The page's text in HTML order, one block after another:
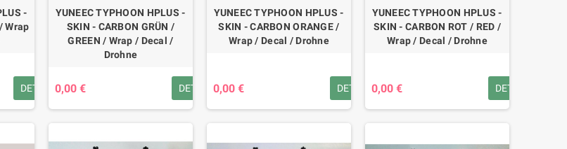
-
Wrap
DETAILS
YUNEEC TYPHOON HPLUS -
SKIN - CARBON GRÜN /
GREEN / Wrap / Decal /
Drohne
0,00 € DETAILS
YUNEEC TYPHOON HPLUS -
SKIN - CARBON ORANGE /
Wrap / Decal / Drohne
0,00 € DETAILS
YUNEEC TYPHOON HPLUS -
SKIN - CARBON ROT / RED /
Wrap / Decal / Drohne
0,00 € DETAILS